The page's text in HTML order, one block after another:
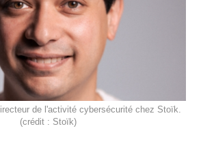
de l'activité cybersécurité chez Stoïk.
(crédit : Stoïk)